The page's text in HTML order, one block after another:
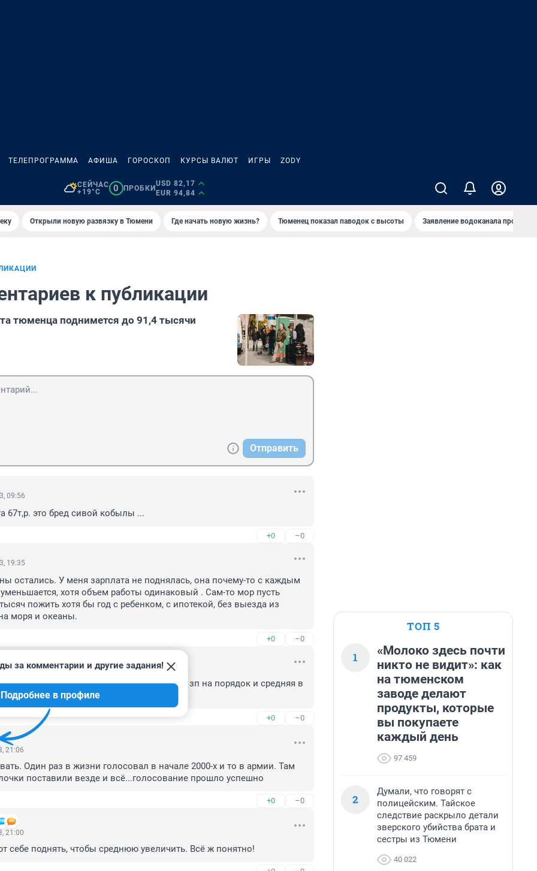
ТЕЛЕПРОГРАММА АФИША ГОРОСКОП КУРСЫ ВАЛЮТ ИГРЫ ZODY
СЕЙЧАС
+19°C
0 ПРОБКИ
USD 82,17
EUR 94,84
Открыли новую развязку в Тюмени Где начать новую жизнь? Тюменец показал паводок с высоты Заявление водоканала про
к публикации
тюменца поднимется до 91,4 тысячи
Отправить
09:56
67т,р. это бред сивой кобылы ...
+0 –0
19:35
остались. У меня зарплата не поднялась, она почему-то с каждым
хотя объем работы одинаковый . Сам-то мор пусть
пожить хотя бы год с ребенком, с ипотекой, без выезда из
моря и океаны.
+0 –0
10:40
к 2026 году чинушам и депутатам поднимут зп на порядок и средняя в
90 тыщ
+0 –0
за комментарии и другие задания!
Подробнее в профиле
21:06
Один раз в жизни голосовал в начале 2000-х и то в армии. Там
поставили везде и всё...голосование прошло успешно
+0 –0
21:00
себе поднять, чтобы среднюю увеличить. Всё ж понятно!
ТОП 5
1
«Молоко здесь почти
никто не видит»: как
на тюменском
заводе делают
продукты, которые
вы покупаете
каждый день
97 459
2
Думали, что говорят с
полицейским. Тайское
следствие раскрыло детали
зверского убийства брата и
сестры из Тюмени
40 022